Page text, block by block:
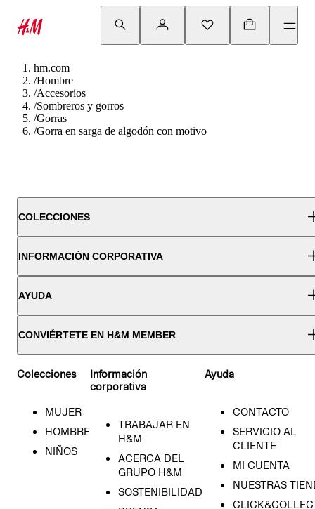
hm.com
/Hombre
/Accesorios
/Sombreros y gorros
/Gorras
/Gorra en sarga de algodón con motivo
COLECCIONES
INFORMACIÓN CORPORATIVA
AYUDA
CONVIÉRTETE EN H&M MEMBER
Colecciones
MUJER
HOMBRE
NIÑOS
Información
corporativa
TRABAJAR EN
H&M
ACERCA DEL
GRUPO H&M
SOSTENIBILIDAD
Ayuda
CONTACTO
SERVICIO AL
CLIENTE
MI CUENTA
NUESTRAS